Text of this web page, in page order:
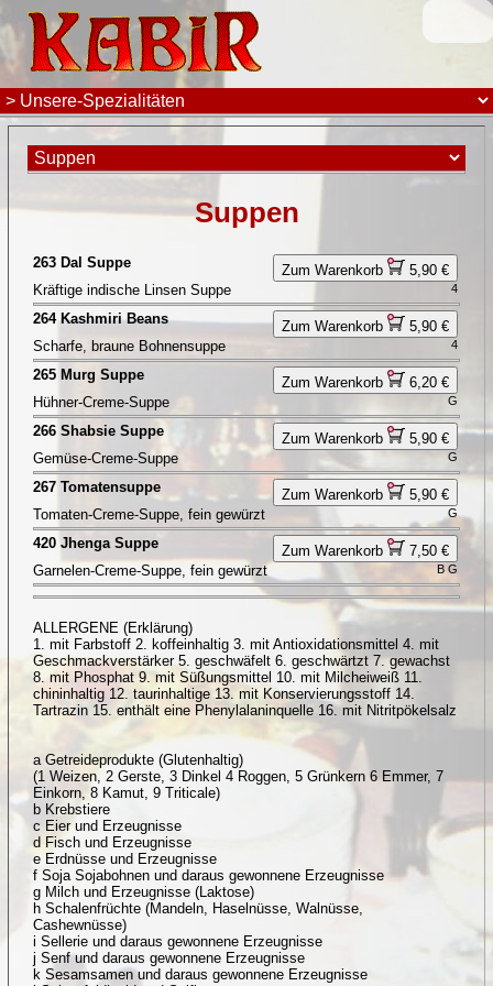
Suppen
263 Dal Suppe Zum Warenkorb
5,90 €
Kräftige indische Linsen Suppe
4
264 Kashmiri Beans Zum Warenkorb
5,90 €
Scharfe, braune Bohnensuppe
4
265 Murg Suppe Zum Warenkorb
6,20 €
Hühner-Creme-Suppe
G
266 Shabsie Suppe Zum Warenkorb
5,90 €
Gemüse-Creme-Suppe
G
267 Tomatensuppe Zum Warenkorb
5,90 €
Tomaten-Creme-Suppe, fein gewürzt
G
420 Jhenga Suppe Zum Warenkorb
7,50 €
Garnelen-Creme-Suppe, fein gewürzt
B G
ALLERGENE (Erklärung)
1. mit Farbstoff 2. koffeinhaltig 3. mit Antioxidationsmittel 4. mit
Geschmackverstärker 5. geschwäfelt 6. geschwärtzt 7. gewachst
8. mit Phosphat 9. mit Süßungsmittel 10. mit Milcheiweiß 11.
chininhaltig 12. taurinhaltige 13. mit Konservierungsstoff 14.
Tartrazin 15. enthält eine Phenylalaninquelle 16. mit Nitritpökelsalz
a Getreideprodukte (Glutenhaltig)
(1 Weizen, 2 Gerste, 3 Dinkel 4 Roggen, 5 Grünkern 6 Emmer, 7
Einkorn, 8 Kamut, 9 Triticale)
b Krebstiere
c Eier und Erzeugnisse
d Fisch und Erzeugnisse
e Erdnüsse und Erzeugnisse
f Soja Sojabohnen und daraus gewonnene Erzeugnisse
g Milch und Erzeugnisse (Laktose)
h Schalenfrüchte (Mandeln, Haselnüsse, Walnüsse,
Cashewnüsse)
i Sellerie und daraus gewonnene Erzeugnisse
j Senf und daraus gewonnene Erzeugnisse
k Sesamsamen und daraus gewonnene Erzeugnisse